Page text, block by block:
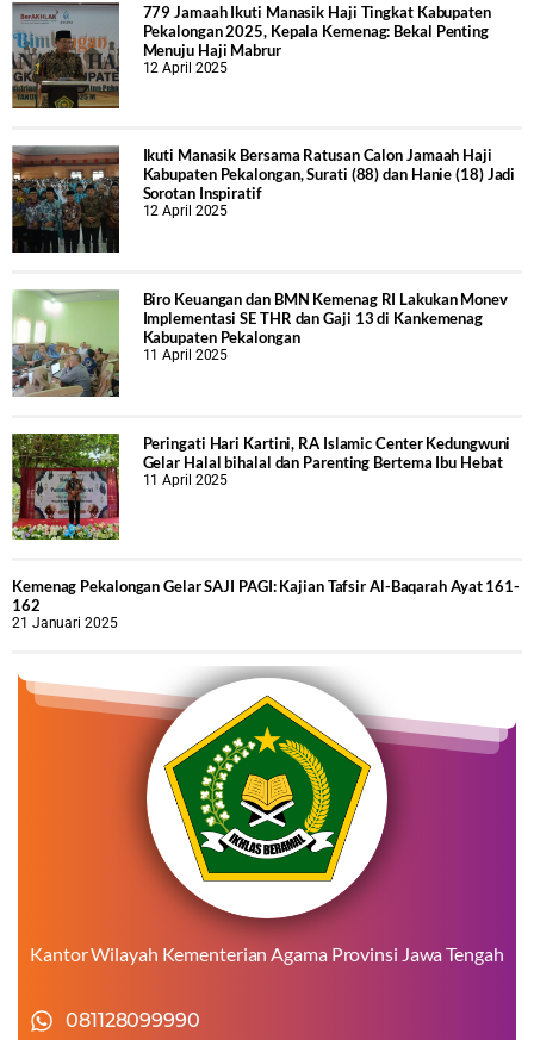
779 Jamaah Ikuti Manasik Haji Tingkat Kabupaten
Pekalongan 2025, Kepala Kemenag: Bekal Penting
Menuju Haji Mabrur
12 April 2025
Ikuti Manasik Bersama Ratusan Calon Jamaah Haji
Kabupaten Pekalongan, Surati (88) dan Hanie (18) Jadi
Sorotan Inspiratif
12 April 2025
Biro Keuangan dan BMN Kemenag RI Lakukan Monev
Implementasi SE THR dan Gaji 13 di Kankemenag
Kabupaten Pekalongan
11 April 2025
Peringati Hari Kartini, RA Islamic Center Kedungwuni
Gelar Halal bihalal dan Parenting Bertema Ibu Hebat
11 April 2025
Kemenag Pekalongan Gelar SAJI PAGI: Kajian Tafsir Al-Baqarah Ayat 161-
162
21 Januari 2025
Kantor Wilayah Kementerian Agama Provinsi Jawa Tengah
081128099990